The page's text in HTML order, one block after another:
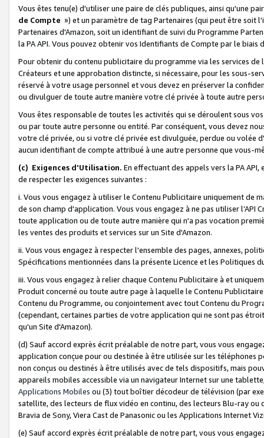
Vous êtes tenu(e) d'utiliser une paire de clés publiques, ainsi qu'une
de Compte ») et un paramètre de tag Partenaires (qui peut être soit
Partenaires d'Amazon, soit un identifiant de suivi du Programme
la PA API. Vous pouvez obtenir vos Identifiants de Compte par le biais
Pour obtenir du contenu publicitaire du programme via les services
Créateurs et une approbation distincte, si nécessaire, pour les sous-
réservé à votre usage personnel et vous devez en préserver la
ou divulguer de toute autre manière votre clé privée à toute autre
Vous êtes responsable de toutes les activités qui se déroulent sous
ou par toute autre personne ou entité. Par conséquent, vous devez
votre clé privée, ou si votre clé privée est divulguée, perdue ou volée
aucun identifiant de compte attribué à une autre personne que vous-
(c) Exigences d'Utilisation. En effectuant des appels vers la PA
de respecter les exigences suivantes :
i. Vous vous engagez à utiliser le Contenu Publicitaire uniquement de
de son champ d'application. Vous vous engagez à ne pas utiliser l’API
toute application ou de toute autre manière qui n'a pas vocation
les ventes des produits et services sur un Site d'Amazon.
ii. Vous vous engagez à respecter l'ensemble des pages, annexes,
Spécifications mentionnées dans la présente Licence et les Politiques
iii. Vous vous engagez à relier chaque Contenu Publicitaire à et
Produit concerné ou toute autre page à laquelle le Contenu
Contenu du Programme, ou conjointement avec tout Contenu du
(cependant, certaines parties de votre application qui ne sont pas
qu'un Site d'Amazon).
(d) Sauf accord exprès écrit préalable de notre part, vous vous
application conçue pour ou destinée à être utilisée sur les téléphones
non conçus ou destinés à être utilisés avec de tels dispositifs, mais
appareils mobiles accessible via un navigateur Internet sur une
Applications Mobiles ou (3) tout boîtier décodeur de télévision (par
satellite, des lecteurs de flux vidéo en continu, des lecteurs Blu-ray
Bravia de Sony, Viera Cast de Panasonic ou les Applications Internet
(e) Sauf accord exprès écrit préalable de notre part, vous vous